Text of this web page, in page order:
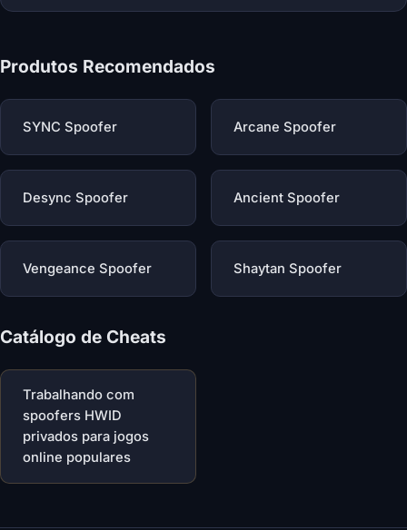
Produtos Recomendados
SYNC Spoofer Arcane Spoofer
Desync Spoofer Ancient Spoofer
Vengeance Spoofer Shaytan Spoofer
Catálogo de Cheats
Trabalhando com
spoofers HWID
privados para jogos
online populares